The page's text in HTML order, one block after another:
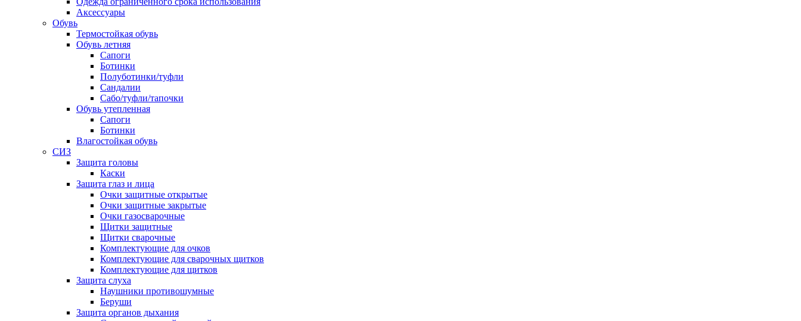
Аксессуары
Обувь
Термостойкая обувь
Обувь летняя
Сапоги
Ботинки
Полуботинки/туфли
Сандалии
Сабо/туфли/тапочки
Обувь утепленная
Сапоги
Ботинки
Влагостойкая обувь
СИЗ
Защита головы
Каски
Защита глаз и лица
Очки защитные открытые
Очки защитные закрытые
Очки газосварочные
Щитки защитные
Щитки сварочные
Комплектующие для очков
Комплектующие для сварочных щитков
Комплектующие для щитков
Защита слуха
Наушники противошумные
Беруши
Защита органов дыхания